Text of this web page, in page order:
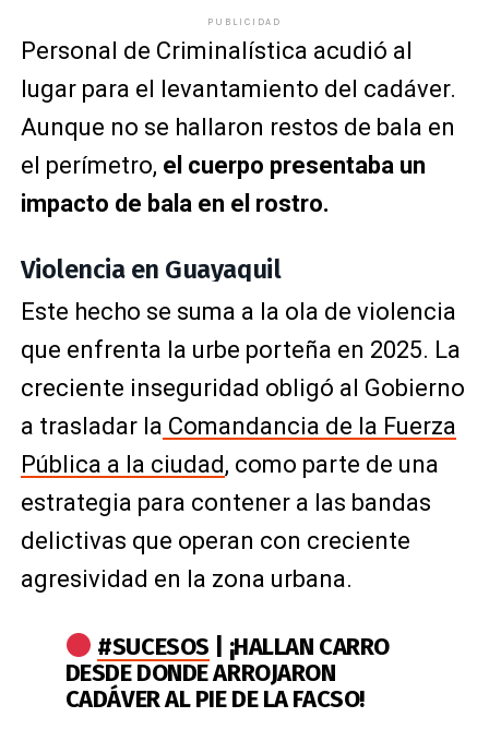
PUBLICIDAD
Personal de Criminalística acudió al
lugar para el levantamiento del cadáver.
Aunque no se hallaron restos de bala en
el perímetro, el cuerpo presentaba un
impacto de bala en el rostro.
Violencia en Guayaquil
Este hecho se suma a la ola de violencia
que enfrenta la urbe porteña en 2025. La
creciente inseguridad obligó al Gobierno
a trasladar la Comandancia de la Fuerza
Pública a la ciudad, como parte de una
estrategia para contener a las bandas
delictivas que operan con creciente
agresividad en la zona urbana.
#SUCESOS | ¡HALLAN CARRO
DESDE DONDE ARROJARON
CADÁVER AL PIE DE LA FACSO!